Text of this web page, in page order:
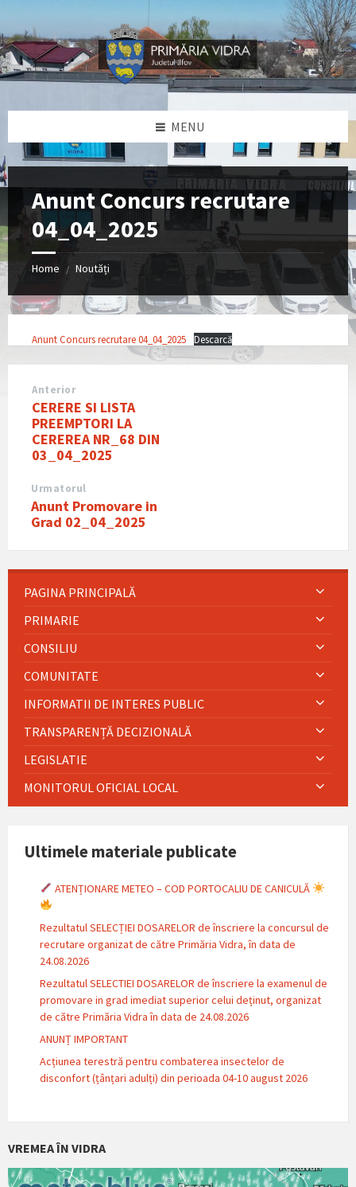
content
left
sidebar
right
sidebar
footer
MENU
Anunt Concurs recrutare
04_04_2025
Home / Noutăți
Anunt Concurs recrutare 04_04_2025 Descarcă
Anterior
CERERE SI LISTA
PREEMPTORI LA
CEREREA NR_68 DIN
03_04_2025
Urmatorul
Anunt Promovare in
Grad 02_04_2025
PAGINA PRINCIPALĂ
PRIMARIE
CONSILIU
COMUNITATE
INFORMATII DE INTERES PUBLIC
TRANSPARENȚĂ DECIZIONALĂ
LEGISLATIE
MONITORUL OFICIAL LOCAL
Ultimele materiale publicate
ATENȚIONARE METEO – COD PORTOCALIU DE CANICULĂ
Rezultatul SELECȚIEI DOSARELOR de înscriere la concursul de
recrutare organizat de către Primăria Vidra, în data de
24.08.2026
Rezultatul SELECTIEI DOSARELOR de înscriere la examenul de
promovare in grad imediat superior celui deținut, organizat
de către Primăria Vidra în data de 24.08.2026
ANUNȚ IMPORTANT
Acțiunea terestră pentru combaterea insectelor de
disconfort (țânțari adulți) din perioada 04-10 august 2026
VREMEA ÎN VIDRA